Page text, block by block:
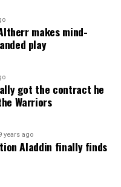
natus error sit
laudantium,
ab illo inventore
vitae dicta sunt
ipsum quia
velit, sed quia non
Ut enim ad
ullam
ut aliquid ex ea
makes mind-
play
got the contract he
Warriors
years ago
Aladdin finally finds